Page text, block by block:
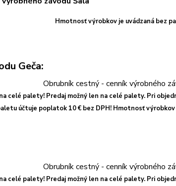
Hmotnosť výrobkov je uvádzaná bez
Geča:
celé palety! Predaj možný len na celé palety. Pri
účtuje poplatok 10 € bez DPH! Hmotnosť
celé palety! Predaj možný len na celé palety. Pri